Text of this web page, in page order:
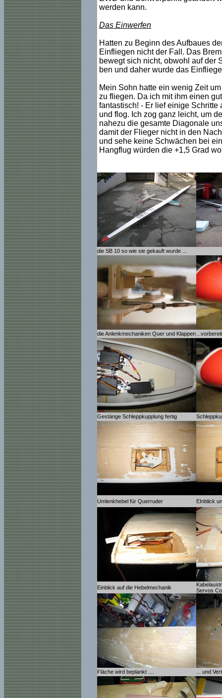
werden kann.
Das Einwerfen
Hatten zu Beginn des Aufbaues
Einfliegen nicht der Fall. Das
bewegt sich nicht, obwohl auf der
ben und daher wurde das
Mein Sohn hatte ein wenig Zeit
zu fliegen. Da ich mit ihm einen
fantastisch! - Er lief einige
und flog. Ich zog ganz leicht, um
nahezu die gesamte Diagonale
damit der Flieger nicht in den
und sehe keine Schwächen bei
Hangflug würden die +1,5 Grad
die SB 10 so wie sie gekauft wurde ...
die Anlenkmechaniken Quer und Klappen
Gestänge Schleppkupplung fertig
Umlenkhebel für Querruder EInblick
Einblick auf die Hebelmechanik
Servos
Fläche wird beplankt .... ... und